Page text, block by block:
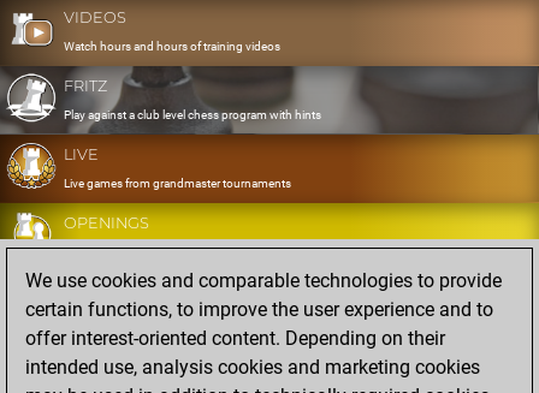
VIDEOS
Watch hours and hours of training videos
FRITZ
Play against a club level chess program with hints
LIVE
Live games from grandmaster tournaments
OPENINGS
Develop and exercise your openings
DATABASE
Eight million strong games
MYGAMES
Store and analyse your own games in the cloud
We use cookies and comparable technologies to provide
certain functions, to improve the user experience and to
offer interest-oriented content. Depending on their
intended use, analysis cookies and marketing cookies